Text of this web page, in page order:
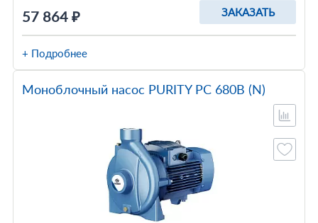
57 864 ₽ ЗАКАЗАТЬ
+ Подробнее
Моноблочный насос PURITY PC 680B (N)